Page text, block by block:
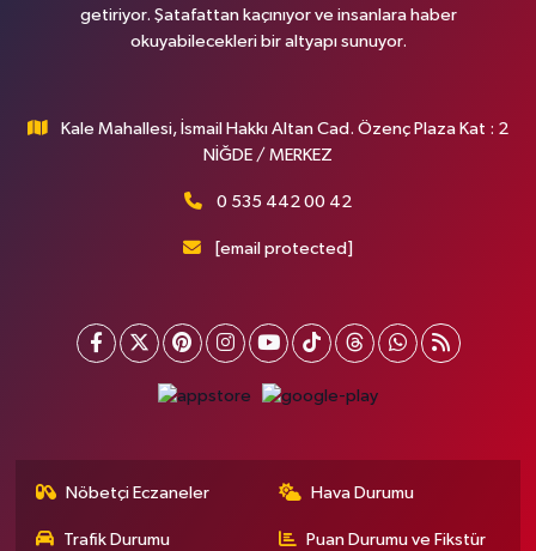
getiriyor. Şatafattan kaçınıyor ve insanlara haber
okuyabilecekleri bir altyapı sunuyor.
Kale Mahallesi, İsmail Hakkı Altan Cad. Özenç Plaza Kat : 2
NİĞDE / MERKEZ
0 535 442 00 42
[email protected]
Nöbetçi Eczaneler Hava Durumu
Trafik Durumu Puan Durumu ve Fikstür